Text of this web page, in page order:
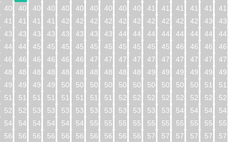
400
401 402 403 404 405 406 407 408 409 410 411 412 413 414
416
417 418 419 420 421 422 423 424 425 426 427 428 429 430
432
433 434 435 436 437 438 439 440 441 442 443 444 445 446
448
449 450 451 452 453 454 455 456 457 458 459 460 461 462
464
465 466 467 468 469 470 471 472 473 474 475 476 477 478
480
481 482 483 484 485 486 487 488 489 490 491 492 493 494
496
497 498 499 500 501 502 503 504 505 506 507 508 509 510
512
513 514 515 516 517 518 519 520 521 522 523 524 525 526
528
529 530 531 532 533 534 535 536 537 538 539 540 541 542
544
545 546 547 548 549 550 551 552 553 554 555 556 557 558
560
561 562 563 564 565 566 567 568 569 570 571 572 573 574